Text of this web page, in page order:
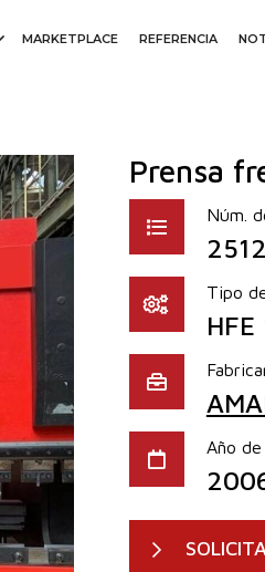
MARKETPLACE REFERENCIA
Prensa
Núm.
Tipo
Año